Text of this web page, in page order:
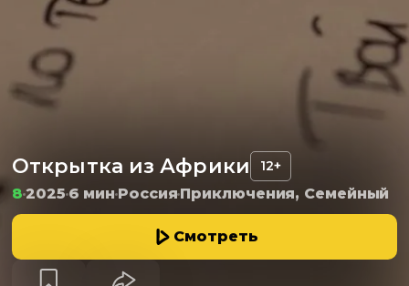
Открытка из Африки 12+
8 20256 мин РоссияПриключения, Семейный
Смотреть